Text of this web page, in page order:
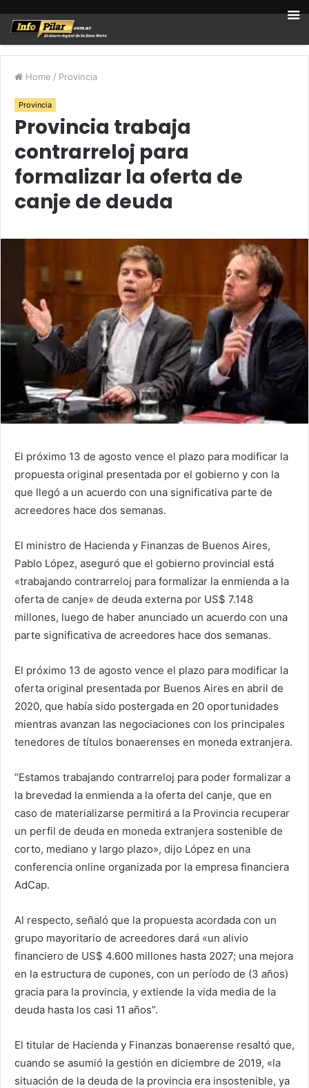
Home / Provincia
Provincia
Provincia trabaja
contrarreloj para
formalizar la oferta de
canje de deuda
El próximo 13 de agosto vence el plazo para modificar la
propuesta original presentada por el gobierno y con la
que llegó a un acuerdo con una significativa parte de
acreedores hace dos semanas.
El ministro de Hacienda y Finanzas de Buenos Aires,
Pablo López, aseguró que el gobierno provincial está
«trabajando contrarreloj para formalizar la enmienda a la
oferta de canje» de deuda externa por US$ 7.148
millones, luego de haber anunciado un acuerdo con una
parte significativa de acreedores hace dos semanas.
El próximo 13 de agosto vence el plazo para modificar la
oferta original presentada por Buenos Aires en abril de
2020, que había sido postergada en 20 oportunidades
mientras avanzan las negociaciones con los principales
tenedores de títulos bonaerenses en moneda extranjera.
“Estamos trabajando contrarreloj para poder formalizar a
la brevedad la enmienda a la oferta del canje, que en
caso de materializarse permitirá a la Provincia recuperar
un perfil de deuda en moneda extranjera sostenible de
corto, mediano y largo plazo», dijo López en una
conferencia online organizada por la empresa financiera
AdCap.
Al respecto, señaló que la propuesta acordada con un
grupo mayoritario de acreedores dará «un alivio
financiero de US$ 4.600 millones hasta 2027; una mejora
en la estructura de cupones, con un período de (3 años)
gracia para la provincia, y extiende la vida media de la
deuda hasta los casi 11 años”.
El titular de Hacienda y Finanzas bonaerense resaltó que,
cuando se asumió la gestión en diciembre de 2019, «la
situación de la deuda de la provincia era insostenible, ya